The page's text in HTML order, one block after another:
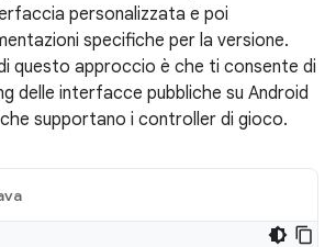
personalizzata e poi
specifiche per la versione.
questo approccio è che ti consente di
delle interfacce pubbliche su Android
che supportano i controller di gioco.